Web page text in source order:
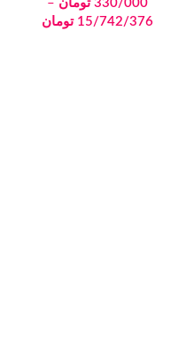
330/000 تومان –
15/742/376 تومان